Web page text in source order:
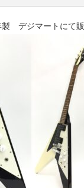
デジマートにて販